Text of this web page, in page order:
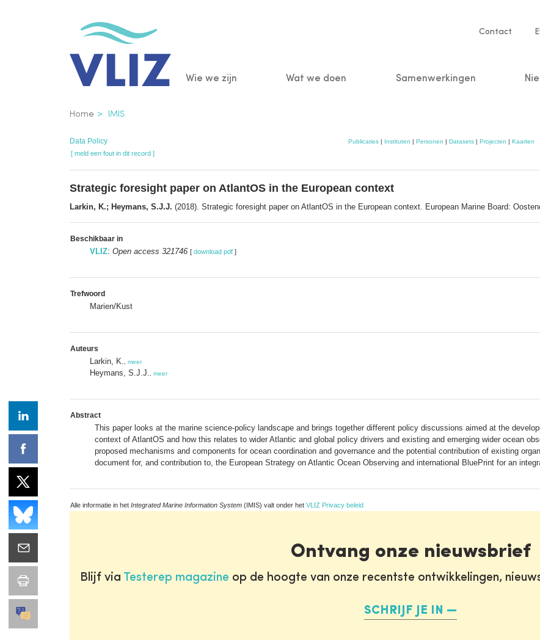
Service
Contact
Main
Wie we zijn Wat we doen Samenwerkingen
Kruimelpad
Home IMIS
Data Policy Publicaties| Instituten | Personen | Datasets| Projecten | Kaarten
[ meld een fout in dit record ]
Strategic foresight paper on AtlantOS in the European context
Larkin, K.; Heymans, S.J.J. (2018). Strategic foresight paper on AtlantOS in the European context. European Marine Board:
Beschikbaar in
VLIZ: Open access 321746 [ download pdf ]
Trefwoord
Marien/Kust
Auteurs
Larkin, K. meer
Heymans, S.J.J. meer
Abstract
This paper looks at the marine science-policy landscape and brings together different policy discussions aimed at the
context of AtlantOS and how this relates to wider Atlantic and global policy drivers and existing and emerging wider ocean
proposed mechanisms and components for ocean coordination and governance and the potential contribution of existing
document for, and contribution to, the European Strategy on Atlantic Ocean Observing and international BluePrint for an
Alle informatie in het Integrated Marine Information System (IMIS) valt onder het VLIZ Privacy beleid
Ontvang onze nieuwsbrief
Blijf via Testerep magazine op de hoogte van onze recentste ontwikkelingen,
SCHRIJF JE IN